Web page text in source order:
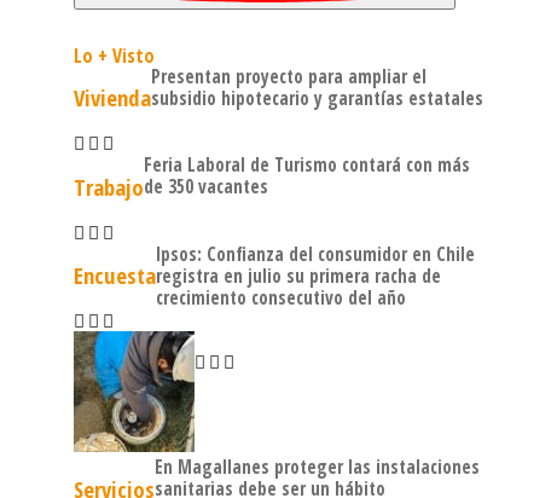
Lo + Visto
Vivienda
Presentan proyecto para ampliar el
subsidio hipotecario y garantías estatales
Trabajo
Feria Laboral de Turismo contará con más
de 350 vacantes
Encuesta
Ipsos: Confianza del consumidor en Chile
registra en julio su primera racha de
crecimiento consecutivo del año
Servicios
En Magallanes proteger las instalaciones
sanitarias debe ser un hábito